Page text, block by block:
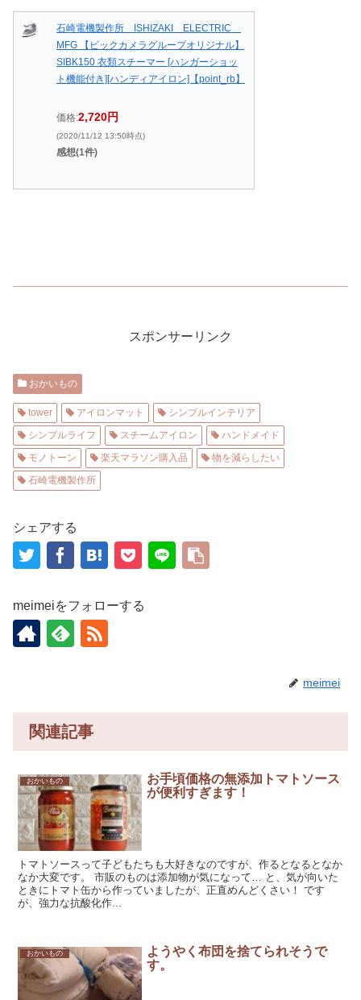
石崎電機製作所 ISHIZAKI ELECTRIC
MFG 【ビックカメラグループオリジナル】
SIBK150 衣類スチーマー [ハンガーショッ
ト機能付き][ハンディアイロン]【point_rb】
価格:2,720円
(2020/11/12 13:50時点)
感想(1件)
スポンサーリンク
おかいもの
tower アイロンマット
シンプルインテリア
シンプルライフ
スチームアイロン
ハンドメイド
モノトーン
楽天マラソン購入品
物を減らしたい
石崎電機製作所
シェアする
meimeiをフォローする
meimei
関連記事
おかいもの
お手頃価格の無添加トマトソース
が便利すぎます！
トマトソースって子どもたちも大好きなのですが、作るとなるとなか
なか大変です。 市販のものは添加物が気になって… と、気が向いた
ときにトマト缶から作っていましたが、正直めんどくさい！ です
が、強力な抗酸化作...
おかいもの
ようやく布団を捨てられそうで
す。